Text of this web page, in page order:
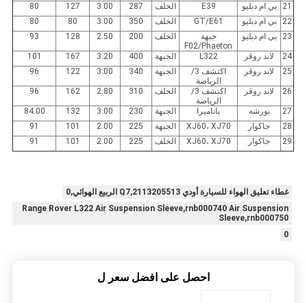
21
بي ام دبليو E39 الخلف 287
3.00
127
80
22
بي ام دبليو GT/E61 الخلف 350
3.00
80
80
23
بي ام دبليو
جبهة
F02/Phaeton
الخلف 200
2.50
128
93
24 لاند روڤر L322 الجبهة 400
3.20
167
101
25
لاند روڤر
اكتشف 3/
الرياضة
الجبهة 340
3.00
122
96
26 لاند روڤر
اكتشف 3/
الرياضة
الخلف 310
2.80
162
96
27 بورشه باناميرا الجبهة 230
3.00
132
84.00
28
جاكوار XJ60، XJ70 الجبهة 225
2.00
101
91
29
جاكوار XJ60، XJ70 الخلف 225
2.00
101
91
غطاء تعليق الهواء للسيارة أودي Q7,2113205513 الربيع الهوائي,0
Range Rover L322 Air Suspension Sleeve,rnb000740 Air Suspension
Sleeve,rnb000750
0
احصل على افضل سعر ل